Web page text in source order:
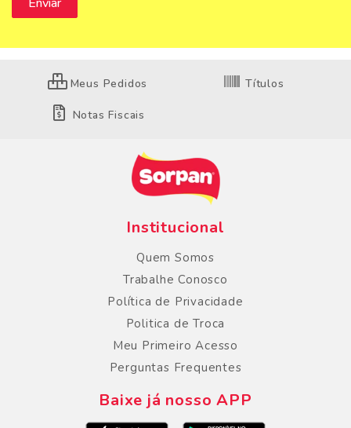
Meus Pedidos Títulos
Notas Fiscais
Institucional
Quem Somos
Trabalhe Conosco
Política de Privacidade
Politica de Troca
Meu Primeiro Acesso
Perguntas Frequentes
Baixe já nosso APP